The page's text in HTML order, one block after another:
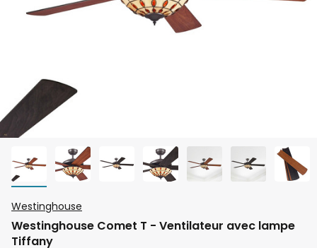
the
Westinghouse
Westinghouse Comet T - Ventilateur avec lampe
Tiffany